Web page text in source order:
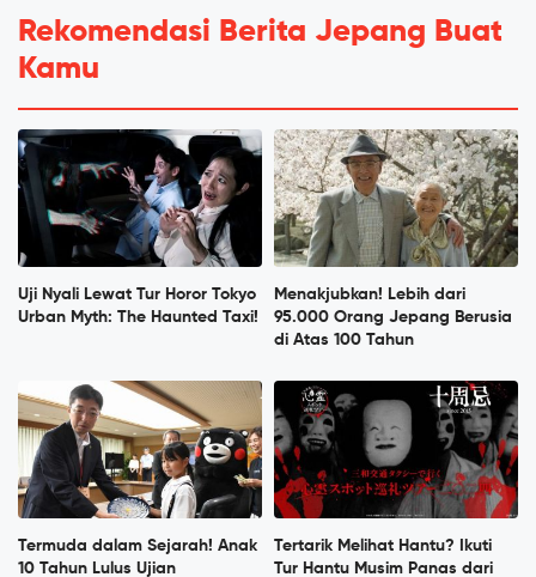
Rekomendasi Berita Jepang Buat
Kamu
Uji Nyali Lewat Tur Horor Tokyo
Urban Myth: The Haunted Taxi!
Menakjubkan! Lebih dari
95.000 Orang Jepang Berusia
di Atas 100 Tahun
Termuda dalam Sejarah! Anak
10 Tahun Lulus Ujian
Tertarik Melihat Hantu? Ikuti
Tur Hantu Musim Panas dari